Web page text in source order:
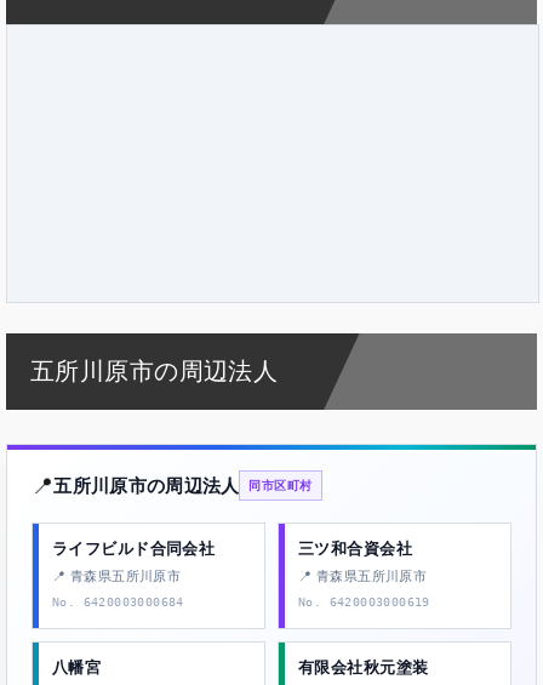
五所川原市の周辺法人
📍五所川原市の周辺法人 同市区町村
ライフビルド合同会社
📍 青森県五所川原市
No. 6420003000684
三ツ和合資会社
📍 青森県五所川原市
No. 6420003000619
八幡宮 有限会社秋元塗装